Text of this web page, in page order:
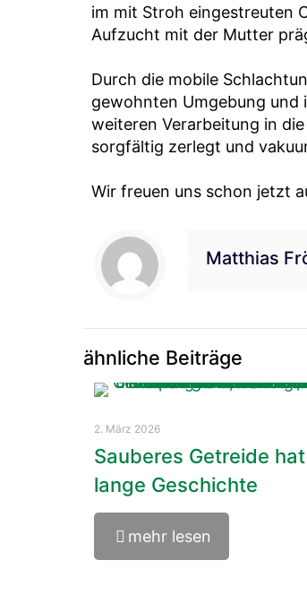
im mit Stroh eingestreuten
Aufzucht mit der Mutter
Durch die mobile
gewohnten Umgebung und
weiteren Verarbeitung in
sorgfältig zerlegt und
Wir freuen uns schon jetzt
Matthias
ähnliche Beiträge
2. März 2026
Sauberes Getreide
lange Geschichte
mehr lesen